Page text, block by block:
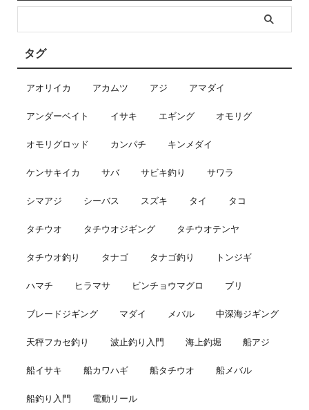
タグ
アオリイカ アカムツ アジ アマダイ
アンダーベイト イサキ エギング オモリグ
オモリグロッド カンパチ キンメダイ
ケンサキイカ サバ サビキ釣り サワラ
シマアジ シーバス スズキ タイ タコ
タチウオ タチウオジギング タチウオテンヤ
タチウオ釣り タナゴ タナゴ釣り トンジギ
ハマチ ヒラマサ ビンチョウマグロ ブリ
ブレードジギング マダイ メバル 中深海ジギング
天秤フカセ釣り 波止釣り入門 海上釣堀 船アジ
船イサキ 船カワハギ 船タチウオ 船メバル
船釣り入門 電動リール